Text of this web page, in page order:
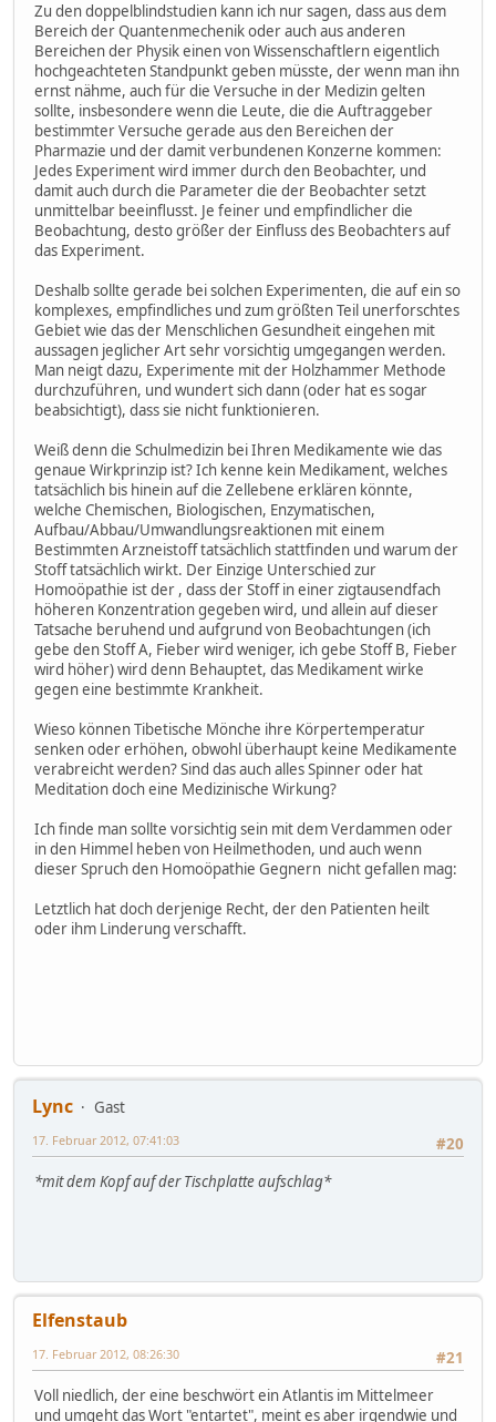
Zu den doppelblindstudien kann ich nur sagen, dass aus dem
Bereich der Quantenmechenik oder auch aus anderen
Bereichen der Physik einen von Wissenschaftlern eigentlich
hochgeachteten Standpunkt geben müsste, der wenn man ihn
ernst nähme, auch für die Versuche in der Medizin gelten
sollte, insbesondere wenn die Leute, die die Auftraggeber
bestimmter Versuche gerade aus den Bereichen der
Pharmazie und der damit verbundenen Konzerne kommen:
Jedes Experiment wird immer durch den Beobachter, und
damit auch durch die Parameter die der Beobachter setzt
unmittelbar beeinflusst. Je feiner und empfindlicher die
Beobachtung, desto größer der Einfluss des Beobachters auf
das Experiment.
Deshalb sollte gerade bei solchen Experimenten, die auf ein so
komplexes, empfindliches und zum größten Teil unerforschtes
Gebiet wie das der Menschlichen Gesundheit eingehen mit
aussagen jeglicher Art sehr vorsichtig umgegangen werden.
Man neigt dazu, Experimente mit der Holzhammer Methode
durchzuführen, und wundert sich dann (oder hat es sogar
beabsichtigt), dass sie nicht funktionieren.
Weiß denn die Schulmedizin bei Ihren Medikamente wie das
genaue Wirkprinzip ist? Ich kenne kein Medikament, welches
tatsächlich bis hinein auf die Zellebene erklären könnte,
welche Chemischen, Biologischen, Enzymatischen,
Aufbau/Abbau/Umwandlungsreaktionen mit einem
Bestimmten Arzneistoff tatsächlich stattfinden und warum der
Stoff tatsächlich wirkt. Der Einzige Unterschied zur
Homoöpathie ist der , dass der Stoff in einer zigtausendfach
höheren Konzentration gegeben wird, und allein auf dieser
Tatsache beruhend und aufgrund von Beobachtungen (ich
gebe den Stoff A, Fieber wird weniger, ich gebe Stoff B, Fieber
wird höher) wird denn Behauptet, das Medikament wirke
gegen eine bestimmte Krankheit.
Wieso können Tibetische Mönche ihre Körpertemperatur
senken oder erhöhen, obwohl überhaupt keine Medikamente
verabreicht werden? Sind das auch alles Spinner oder hat
Meditation doch eine Medizinische Wirkung?
Ich finde man sollte vorsichtig sein mit dem Verdammen oder
in den Himmel heben von Heilmethoden, und auch wenn
dieser Spruch den Homoöpathie Gegnern nicht gefallen mag:
Letztlich hat doch derjenige Recht, der den Patienten heilt
oder ihm Linderung verschafft.
Lync
Gast
#20
17. Februar 2012, 07:41:03
*mit dem Kopf auf der Tischplatte aufschlag*
Elfenstaub
#21
17. Februar 2012, 08:26:30
Voll niedlich, der eine beschwört ein Atlantis im Mittelmeer
und umgeht das Wort "entartet", meint es aber irgendwie und